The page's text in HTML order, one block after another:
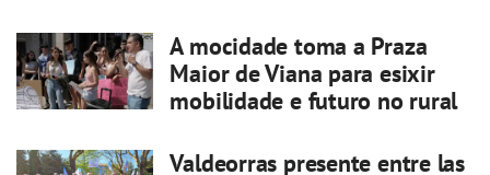
A mocidade toma a Praza
Maior de Viana para esixir
mobilidade e futuro no rural
Valdeorras presente entre las